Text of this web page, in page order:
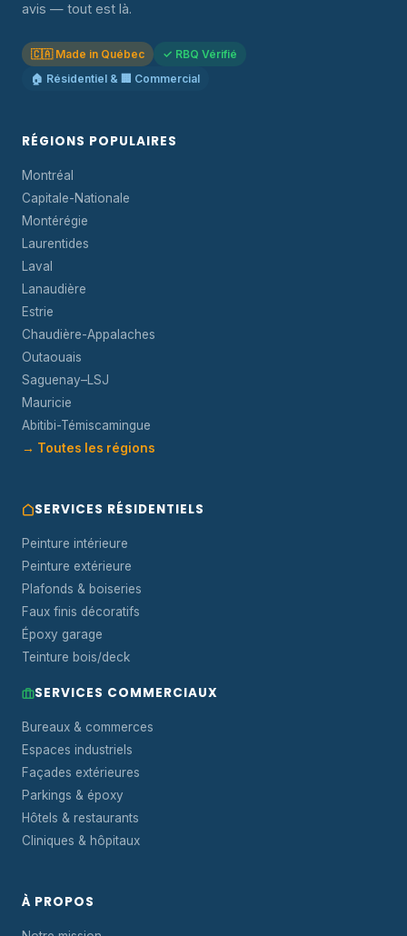
avis — tout est là.
🇨🇦 Made in Québec
✓ RBQ Vérifié
🏠 Résidentiel & 🏢 Commercial
RÉGIONS POPULAIRES
Montréal
Capitale-Nationale
Montérégie
Laurentides
Laval
Lanaudière
Estrie
Chaudière-Appalaches
Outaouais
Saguenay–LSJ
Mauricie
Abitibi-Témiscamingue
→ Toutes les régions
SERVICES RÉSIDENTIELS
Peinture intérieure
Peinture extérieure
Plafonds & boiseries
Faux finis décoratifs
Époxy garage
Teinture bois/deck
SERVICES COMMERCIAUX
Bureaux & commerces
Espaces industriels
Façades extérieures
Parkings & époxy
Hôtels & restaurants
Cliniques & hôpitaux
À PROPOS